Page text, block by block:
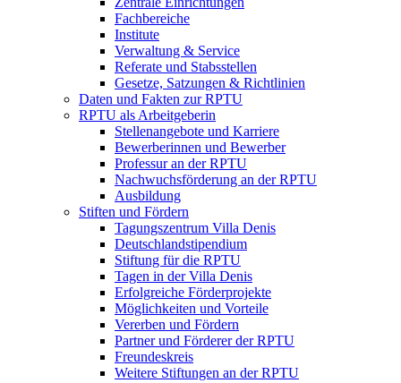
Fachbereiche
Institute
Verwaltung & Service
Referate und Stabsstellen
Gesetze, Satzungen & Richtlinien
Daten und Fakten zur RPTU
RPTU als Arbeitgeberin
Stellenangebote und Karriere
Bewerberinnen und Bewerber
Professur an der RPTU
Nachwuchsförderung an der RPTU
Ausbildung
Stiften und Fördern
Tagungszentrum Villa Denis
Deutschlandstipendium
Stiftung für die RPTU
Tagen in der Villa Denis
Erfolgreiche Förderprojekte
Möglichkeiten und Vorteile
Vererben und Fördern
Partner und Förderer der RPTU
Freundeskreis
Weitere Stiftungen an der RPTU